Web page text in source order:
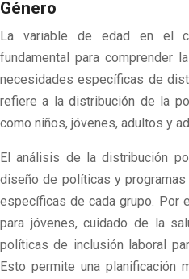
Género
La variable de edad en el
fundamental para comprender
necesidades específicas de
refiere a la distribución de la
como niños, jóvenes, adultos y
El análisis de la distribución
diseño de políticas y
específicas de cada grupo. Por
para jóvenes, cuidado de la
políticas de inclusión laboral
Esto permite una planificación